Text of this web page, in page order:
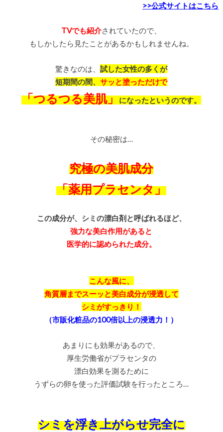
>>公式サイトはこちら
TVでも紹介されていたので、
もしかしたら見たことがあるかもしれませんね。
驚きなのは、試した女性の多くが
短期間の間、サッと塗っただけで
「つるつる美肌」になったというのです。
その秘密は…
究極の美肌成分
「薬用プラセンタ」
この成分が、シミの漂白剤と呼ばれるほど、
強力な美白作用があると
医学的に認められた成分。
こんな風に、
角質層までスーッと美白成分が浸透して
シミがすっきり！
（市販化粧品の100倍以上の浸透力！）
あまりにも効果があるので、
厚生労働省がプラセンタの
漂白効果を測るために
うずらの卵を使った評価試験を行ったところ…
シミを浮き上がらせ完全に